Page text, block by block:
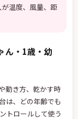
温度、風量、距
ん・1歳・幼
動き方、乾かす時
は、どの年齢でも
トロールして使う